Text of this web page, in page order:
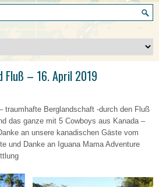
Fluß – 16. April 2019
traumhafte Berglandschaft -durch den Fluß
das ganze mit 5 Cowboys aus Kanada –
an unsere kanadischen Gäste vom
und Danke an Iguana Mama Adventure